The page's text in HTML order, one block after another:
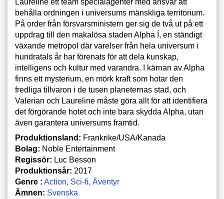
Laureline ett team specialagenter med ansvar att
behålla ordningen i universums mänskliga territorium.
På order från försvarsministern ger sig de två ut på ett
uppdrag till den makalösa staden Alpha Í, en ständigt
växande metropol där varelser från hela universum i
hundratals år har förenats för att dela kunskap,
intelligens och kultur med varandra. I kärnan av Alpha
finns ett mysterium, en mörk kraft som hotar den
fredliga tillvaron i de tusen planeternas stad, och
Valerian och Laureline måste göra allt för att identifiera
det förgörande hotet och inte bara skydda Alpha, utan
även garantera universums framtid.
Produktionsland: Frankrike/USA/Kanada
Bolag: Noble Entertainment
Regissör: Luc Besson
Produktionsår: 2017
Genre : Action Sci-fi Äventyr
Ämnen: Svenska